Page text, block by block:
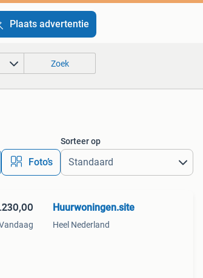
Plaats advertentie
Zoek
Foto’s
Sorteer op
Huurwoningen.site
Heel Nederland